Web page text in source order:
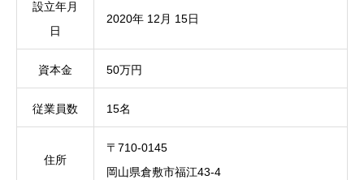
設立年月
日
2020年 12月 15日
資本金 50万円
従業員数 15名
住所
〒710-0145
岡山県倉敷市福江43-4